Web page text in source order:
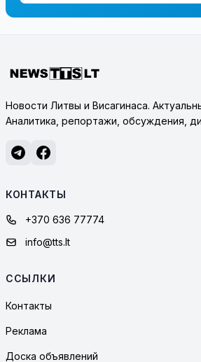
Новости Литвы и Висагинаса.
Аналитика, репортажи, обсуждения,
КОНТАКТЫ
+370 636 77774
info@tts.lt
ССЫЛКИ
Контакты
Реклама
Доска объявлений